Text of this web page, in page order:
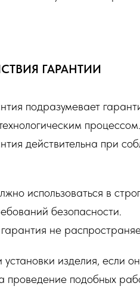
ГАРАНТИИ
подразумевает
процессом.
действительна при
использоваться в
безопасности.
не
установки изделия, если
проведение подобных